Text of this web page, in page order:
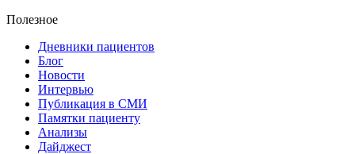
Полезное
Дневники пациентов
Блог
Новости
Интервью
Публикация в СМИ
Памятки пациенту
Анализы
Дайджест